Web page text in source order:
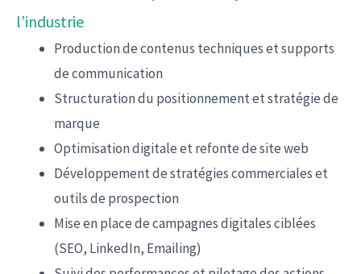
l’industrie
Production de contenus techniques et supports
de communication
Structuration du positionnement et stratégie de
marque
Optimisation digitale et refonte de site web
Développement de stratégies commerciales et
outils de prospection
Mise en place de campagnes digitales ciblées
(SEO, LinkedIn, Emailing)